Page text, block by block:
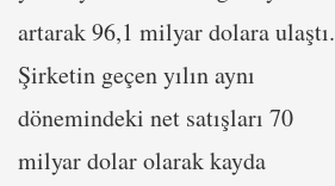
artarak 96,1 milyar dolara ulaştı.
Şirketin geçen yılın aynı
dönemindeki net satışları 70
milyar dolar olarak kayda